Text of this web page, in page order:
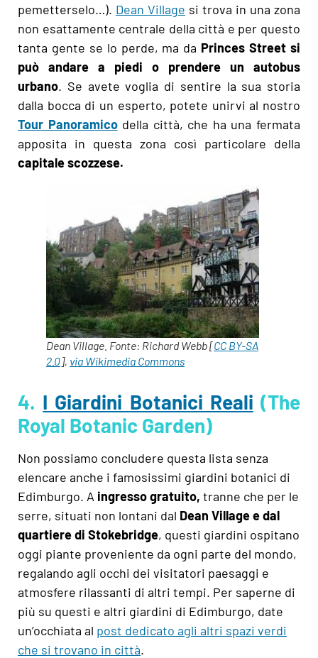
pemetterselo…). Dean Village si trova in una zona
non esattamente centrale della città e per questo
tanta gente se lo perde, ma da Princes Street si
può andare a piedi o prendere un autobus
urbano. Se avete voglia di sentire la sua storia
dalla bocca di un esperto, potete unirvi al nostro
Tour Panoramicodella città, che ha una fermata
apposita in questa zona così particolare della
capitale scozzese.
Dean Village. Fonte: Richard Webb [CC BY-SA
2.0], via Wikimedia Commons
4. I Giardini Botanici Reali (The
Royal Botanic Garden)
Non possiamo concludere questa lista senza
elencare anche i famosissimi giardini botanici di
Edimburgo. A ingresso gratuito, tranne che per le
serre, situati non lontani dal Dean Village e dal
quartiere di Stokebridge, questi giardini ospitano
oggi piante proveniente da ogni parte del mondo,
regalando agli occhi dei visitatori paesaggi e
atmosfere rilassanti di altri tempi. Per saperne di
più su questi e altri giardini di Edimburgo, date
un’occhiata al post dedicato agli altri spazi verdi
che si trovano in città.